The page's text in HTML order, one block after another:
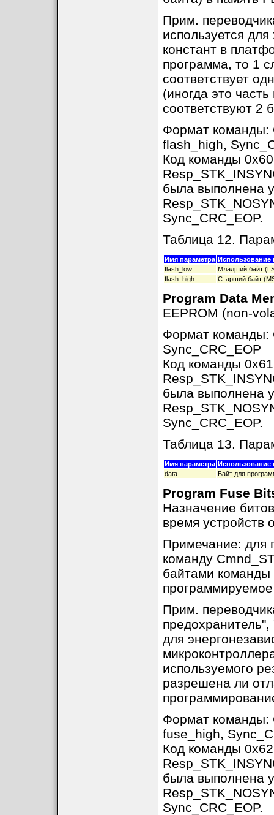
Прим.
используется
констант в
программа, то 1
соответствует
(иногда это
соответствуют 2
Формат команды:
flash_high,
Код команды 0x60
была выполнена
Sync_CRC_EOP.
Таблица 12.
Имя параметра Использование
flash_low
Младший байт
flash_high
Старший байт
Program Data
EEPROM (non-
Формат команды:
Sync_CRC_EOP
Код команды 0x61
была выполнена
Sync_CRC_EOP.
Таблица 13.
Имя параметра Использование
data
Байт для
Program Fuse
Назначение
время устройств
Примечание: для
команду
байтами
Прим.
для
используемого
разрешена ли
Формат команды:
fuse_high,
Код команды 0x62
была выполнена
Sync_CRC_EOP.